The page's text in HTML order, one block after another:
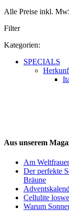
Alle Preise inkl.
Filter
Kategorien:
SPECIALS
Aus unserem
Am
Der perfekte
Bräune
Cellulite
Warum